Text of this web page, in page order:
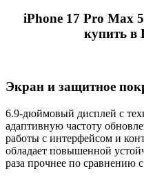
iPhone 17 Pro Max
купить в
Экран и защитное
6.9-дюймовый дисплей с
адаптивную частоту
работы с интерфейсом и
обладает повышенной
раза прочнее по